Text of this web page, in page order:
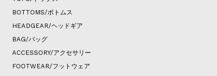
BOTTOMS/ボトムス
HEADGEAR/ヘッドギア
BAG/バッグ
ACCESSORY/アクセサリー
FOOTWEAR/フットウェア